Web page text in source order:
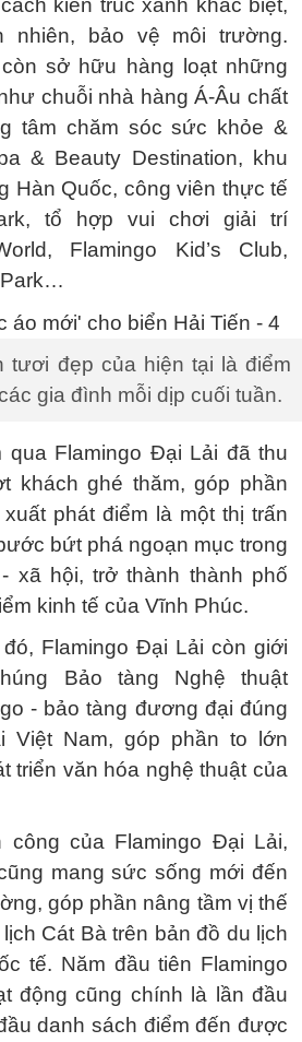
kiến trúc xanh khác biệt,
nhiên, bảo vệ môi trường.
sở hữu hàng loạt những
chuỗi nhà hàng Á-Âu chất
tâm chăm sóc sức khỏe &
& Beauty Destination, khu
Hàn Quốc, công viên thực tế
tổ hợp vui chơi giải trí
Flamingo Kid’s Club,
Park…
tươi đẹp của hiện tại là điểm
gia đình mỗi dịp cuối tuần.
qua Flamingo Đại Lải đã thu
khách ghé thăm, góp phần
phát điểm là một thị trấn
bứt phá ngoạn mục trong
xã hội, trở thành thành phố
kinh tế của Vĩnh Phúc.
Flamingo Đại Lải còn giới
Bảo tàng Nghệ thuật
- bảo tàng đương đại đúng
Việt Nam, góp phần to lớn
triển văn hóa nghệ thuật của
công của Flamingo Đại Lải,
mang sức sống mới đến
góp phần nâng tầm vị thế
Cát Bà trên bản đồ du lịch
tế. Năm đầu tiên Flamingo
động cũng chính là lần đầu
danh sách điểm đến được